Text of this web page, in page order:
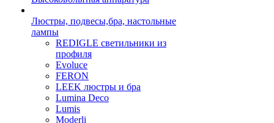
Люстры, подвесы,бра, настольные
лампы
REDIGLE светильники из
профиля
Evoluce
FERON
LEEK люстры и бра
Lumina Deco
Lumis
Moderli